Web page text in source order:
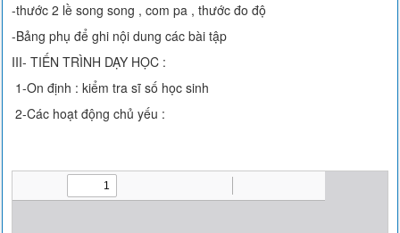
-thước 2 lề song song , com pa , thước đo độ
-Bảng phụ để ghi nội dung các bài tập
III- TIẾN TRÌNH DẠY HỌC :
1-On định : kiểm tra sĩ số học sinh
2-Các hoạt động chủ yếu :